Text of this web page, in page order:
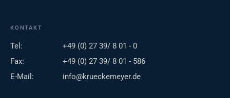
KONTAKT
Tel:
+49 (0) 27 39/ 8 01 - 0
Fax:
+49 (0) 27 39/ 8 01 - 586
E-Mail:
info@krueckemeyer.de